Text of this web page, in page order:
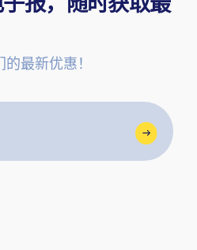
最新优惠！